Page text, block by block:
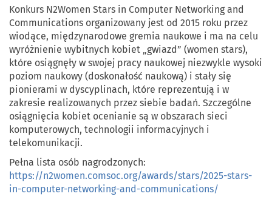
Konkurs N2Women Stars in Computer Networking and
Communications organizowany jest od 2015 roku przez
wiodące, międzynarodowe gremia naukowe i ma na celu
wyróżnienie wybitnych kobiet „gwiazd” (women stars),
które osiągnęły w swojej pracy naukowej niezwykle wysoki
poziom naukowy (doskonałość naukową) i stały się
pionierami w dyscyplinach, które reprezentują i w
zakresie realizowanych przez siebie badań. Szczególne
osiągnięcia kobiet ocenianie są w obszarach sieci
komputerowych, technologii informacyjnych i
telekomunikacji.
Pełna lista osób nagrodzonych:
https://n2women.comsoc.org/awards/stars/2025-stars-
in-computer-networking-and-communications/